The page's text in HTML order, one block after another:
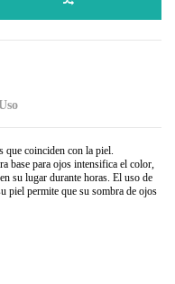
que coinciden con la piel.
base para ojos intensifica el color,
su lugar durante horas. El uso de
piel permite que su sombra de ojos